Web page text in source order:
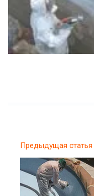
Предыдущая статья